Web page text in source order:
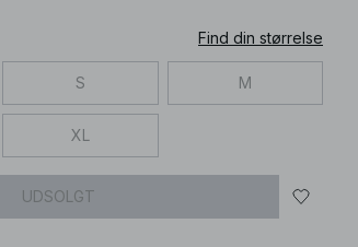
Find din størrelse
S M
XL
UDSOLGT